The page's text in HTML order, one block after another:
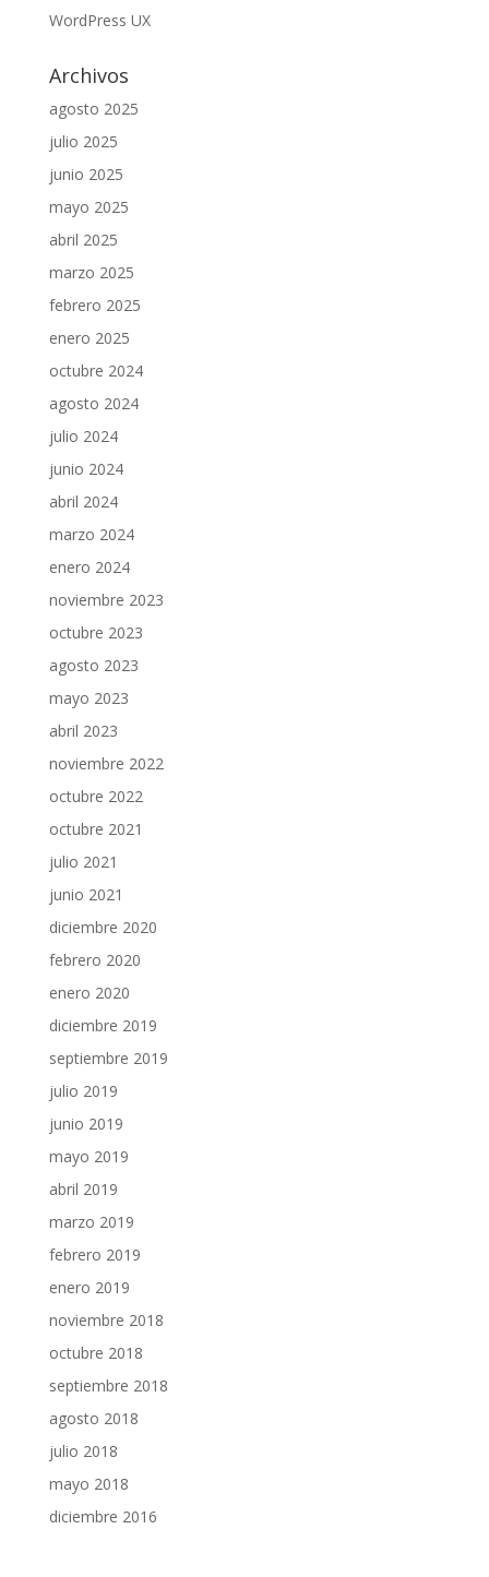
WordPress UX
Archivos
agosto 2025
julio 2025
junio 2025
mayo 2025
abril 2025
marzo 2025
febrero 2025
enero 2025
octubre 2024
agosto 2024
julio 2024
junio 2024
abril 2024
marzo 2024
enero 2024
noviembre 2023
octubre 2023
agosto 2023
mayo 2023
abril 2023
noviembre 2022
octubre 2022
octubre 2021
julio 2021
junio 2021
diciembre 2020
febrero 2020
enero 2020
diciembre 2019
septiembre 2019
julio 2019
junio 2019
mayo 2019
abril 2019
marzo 2019
febrero 2019
enero 2019
noviembre 2018
octubre 2018
septiembre 2018
agosto 2018
julio 2018
mayo 2018
diciembre 2016